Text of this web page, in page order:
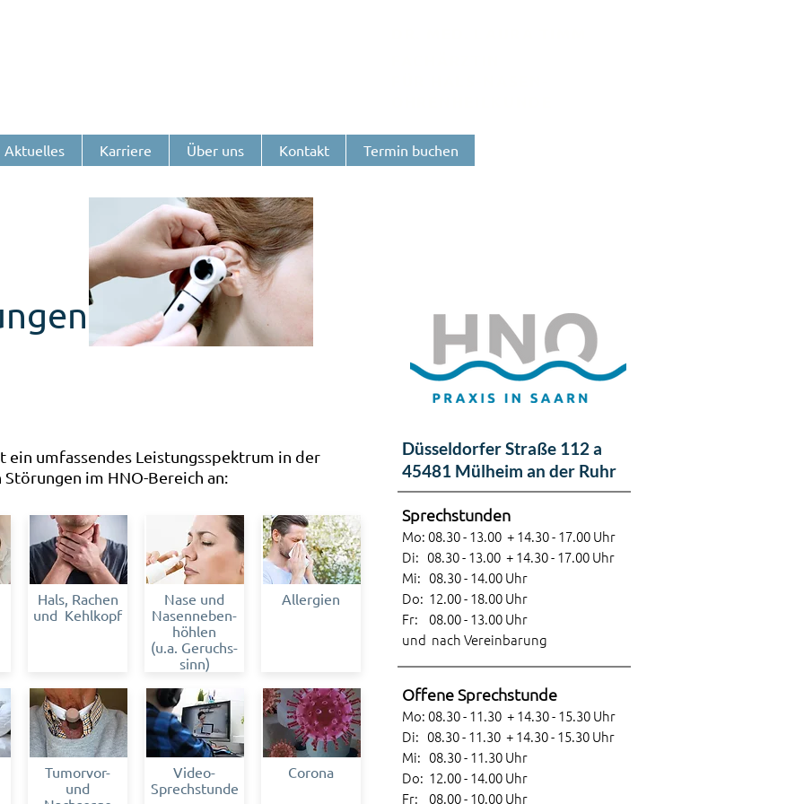
ein umfassendes Leistungsspektrum in der
im HNO-Bereich an:
Hals, Rachen
und Kehlkopf
Tumorvor-
und
Nase und
Nasenneben-
höhlen
(u.a. Geruchs-
sinn)
Video-
Sprechstunde
Allergien
Corona
Düsseldorfer Straße 112 a
45481 Mülheim an der Ruhr
Sprechstunden
Mo: 08.30 - 13.00 + 14.30 - 17.00 Uhr
Di: 08.30 - 13.00 + 14.30 - 17.00 Uhr
Mi: 08.30 - 14.00 Uhr
Do: 12.00 - 18.00 Uhr
Fr: 08.00 - 13.00 Uhr
und nach Vereinbarung
Offene Sprechstunde
Mo: 08.30 - 11.30 + 14.30 - 15.30 Uhr
Di: 08.30 - 11.30 + 14.30 - 15.30 Uhr
Mi: 08.30 - 11.30 Uhr
Do: 12.00 - 14.00 Uhr
Fr: 08.00 - 10.00 Uhr
Aktuelles Karriere Über uns Kontakt Termin buchen